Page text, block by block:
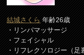
結城さくら年齢26歳
・リンパマッサージ
・フェイシャル
・リフレクソロジー（足